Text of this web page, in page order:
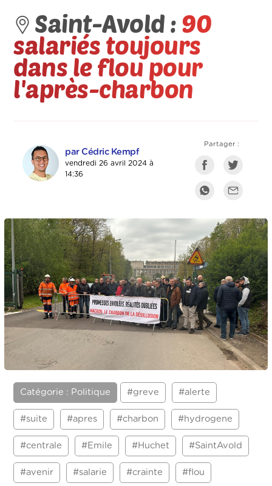
Saint-Avold : 90
salariés toujours
dans le flou pour
l'après-charbon
par Cédric Kempf
vendredi 26 avril 2024 à
14:36
Partager :
Catégorie : Politique #greve #alerte
#suite #apres #charbon #hydrogene
#centrale #Emile #Huchet #SaintAvold
#avenir #salarie #crainte #flou